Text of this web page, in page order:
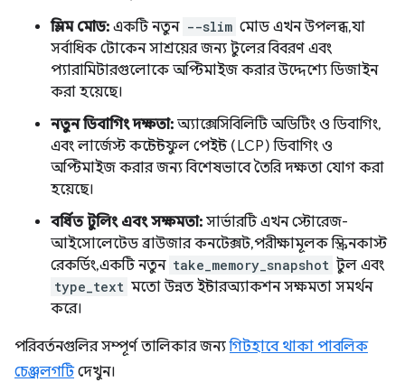
স্লিম মোড: একটি নতুন --slim মোড এখন উপলব্ধ, যা
সর্বাধিক টোকেন সাশ্রয়ের জন্য টুলের বিবরণ এবং
প্যারামিটারগুলোকে অপ্টিমাইজ করার উদ্দেশ্যে ডিজাইন
করা হয়েছে।
নতুন ডিবাগিং দক্ষতা: অ্যাক্সেসিবিলিটি অডিটিং ও ডিবাগিং,
এবং লার্জেস্ট কন্টেন্টফুল পেইন্ট (LCP) ডিবাগিং ও
অপ্টিমাইজ করার জন্য বিশেষভাবে তৈরি দক্ষতা যোগ করা
হয়েছে।
বর্ধিত টুলিং এবং সক্ষমতা: সার্ভারটি এখন স্টোরেজ-
আইসোলেটেড ব্রাউজার কনটেক্সট, পরীক্ষামূলক স্ক্রিনকাস্ট
রেকর্ডিং, একটি নতুন take_memory_snapshot টুল এবং
type_text মতো উন্নত ইন্টারঅ্যাকশন সক্ষমতা সমর্থন
করে।
পরিবর্তনগুলির সম্পূর্ণ তালিকার জন্যগিটহাবে থাকা পাবলিক
চেঞ্জলগটিদেখুন।